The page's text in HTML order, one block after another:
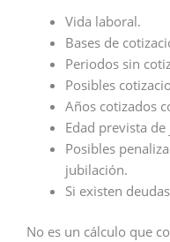
Vida laboral.
Bases de
Periodos sin
Posibles
Años cotizados
Edad prevista
Posibles
jubilación.
Si existen
No es un cálculo que